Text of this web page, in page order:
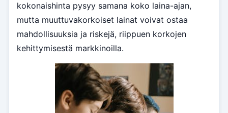
kokonaishinta pysyy samana koko laina-ajan,
mutta muuttuvakorkoiset lainat voivat ostaa
mahdollisuuksia ja riskejä, riippuen korkojen
kehittymisestä markkinoilla.